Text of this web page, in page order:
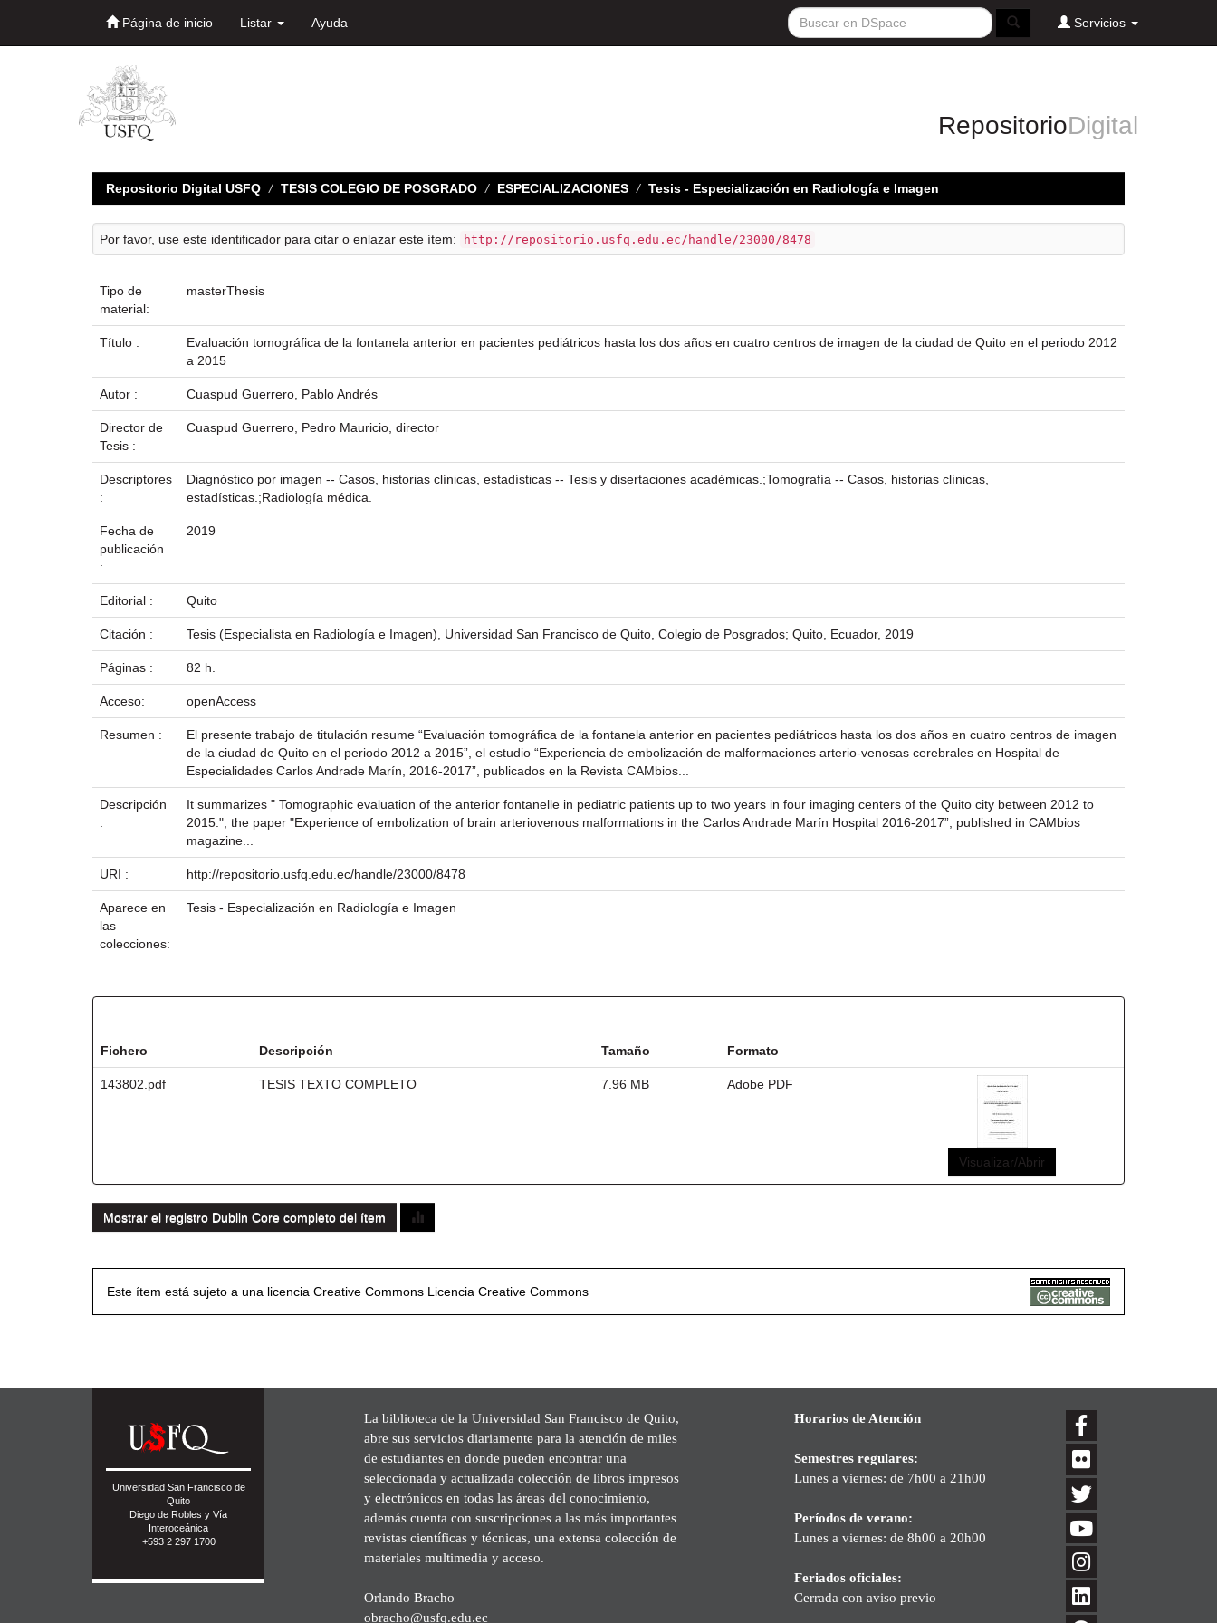
Página de inicio Listar Ayuda Servicios
RepositorioDigital
Repositorio Digital USFQ TESIS COLEGIO DE POSGRADO ESPECIALIZACIONES Tesis - Especialización en Radiología e Imagen
Por favor, use este identificador para citar o enlazar este ítem: http://repositorio.usfq.edu.ec/handle/23000/8478
Tipo de
material:
masterThesis
Título :
Evaluación tomográfica de la fontanela anterior en pacientes pediátricos hasta los dos años en cuatro centros de imagen de la ciudad de Quito en el periodo 2012
a 2015
Autor : Cuaspud Guerrero, Pablo Andrés
Director de
Tesis :
Cuaspud Guerrero, Pedro Mauricio, director
Descriptores
:
Diagnóstico por imagen -- Casos, historias clínicas, estadísticas -- Tesis y disertaciones académicas.;Tomografía -- Casos, historias clínicas,
estadísticas.;Radiología médica.
Fecha de
publicación
:
2019
Editorial : Quito
Citación : Tesis (Especialista en Radiología e Imagen), Universidad San Francisco de Quito, Colegio de Posgrados; Quito, Ecuador, 2019
Páginas : 82 h.
Acceso: openAccess
Resumen :
El presente trabajo de titulación resume “Evaluación tomográfica de la fontanela anterior en pacientes pediátricos hasta los dos años en cuatro centros de imagen
de la ciudad de Quito en el periodo 2012 a 2015”, el estudio “Experiencia de embolización de malformaciones arterio-venosas cerebrales en Hospital de
Especialidades Carlos Andrade Marín, 2016-2017”, publicados en la Revista CAMbios...
Descripción
:
It summarizes " Tomographic evaluation of the anterior fontanelle in pediatric patients up to two years in four imaging centers of the Quito city between 2012 to
2015.", the paper "Experience of embolization of brain arteriovenous malformations in the Carlos Andrade Marín Hospital 2016-2017”, published in CAMbios
magazine...
URI : http://repositorio.usfq.edu.ec/handle/23000/8478
Aparece en
las
colecciones:
Tesis - Especialización en Radiología e Imagen
Fichero Descripción Tamaño Formato
143802.pdf TESIS TEXTO COMPLETO 7.96 MB Adobe PDF
Visualizar/Abrir
Mostrar el registro Dublin Core completo del ítem
Este ítem está sujeto a una licencia Creative Commons Licencia Creative Commons
Universidad San Francisco de
Quito
Diego de Robles y Vía
Interoceánica
+593 2 297 1700
La biblioteca de la Universidad San Francisco de Quito,
abre sus servicios diariamente para la atención de miles
de estudiantes en donde pueden encontrar una
seleccionada y actualizada colección de libros impresos
y electrónicos en todas las áreas del conocimiento,
además cuenta con suscripciones a las más importantes
revistas científicas y técnicas, una extensa colección de
materiales multimedia y acceso.
Orlando Bracho
obracho@usfq.edu.ec
Horarios de Atención
Semestres regulares:
Lunes a viernes: de 7h00 a 21h00
Períodos de verano:
Lunes a viernes: de 8h00 a 20h00
Feriados oficiales:
Cerrada con aviso previo